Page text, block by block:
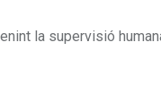
la supervisió